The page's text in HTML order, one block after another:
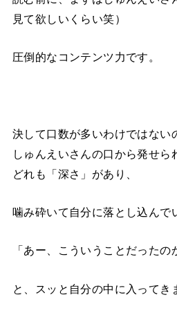
見て欲しいくらい笑）
圧倒的なコンテンツ力です。
決して口数が多いわけではない
しゅんえいさんの口から発せら
どれも「深さ」があり、
噛み砕いて自分に落とし込んで
「あー、こういうことだったの
と、スッと自分の中に入ってき